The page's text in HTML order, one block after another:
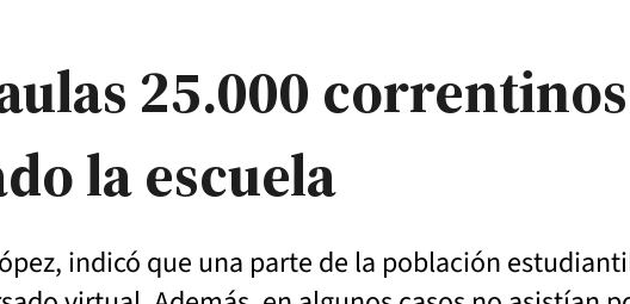
25.000
la escuela
indicó que una parte de la población